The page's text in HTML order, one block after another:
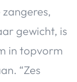
gewicht, is
in topvorm
“Zes